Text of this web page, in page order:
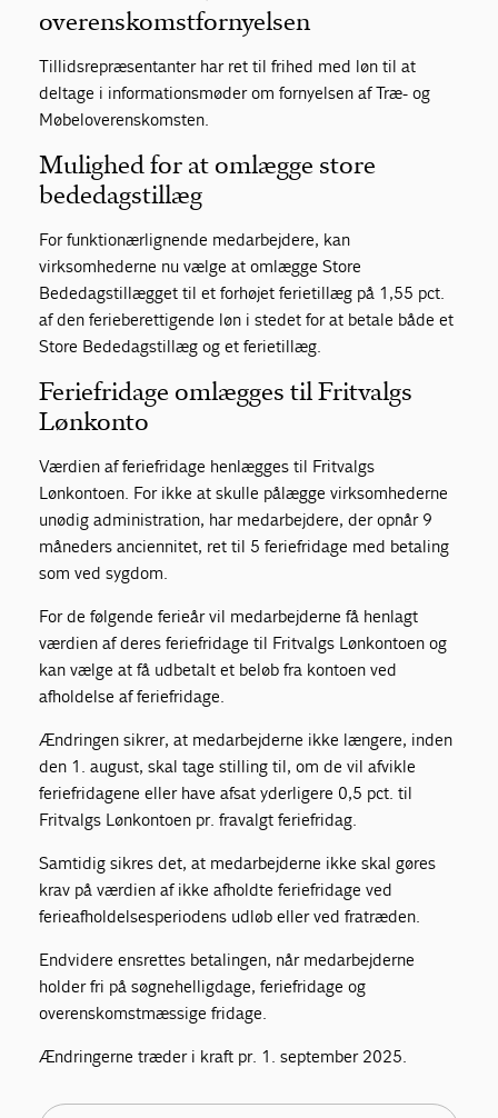
overenskomstfornyelsen
Tillidsrepræsentanter har ret til frihed med løn til at
deltage i informationsmøder om fornyelsen af Træ- og
Møbeloverenskomsten.
Mulighed for at omlægge store
bededagstillæg
For funktionærlignende medarbejdere, kan
virksomhederne nu vælge at omlægge Store
Bededagstillægget til et forhøjet ferietillæg på 1,55 pct.
af den ferieberettigende løn i stedet for at betale både et
Store Bededagstillæg og et ferietillæg.
Feriefridage omlægges til Fritvalgs
Lønkonto
Værdien af feriefridage henlægges til Fritvalgs
Lønkontoen. For ikke at skulle pålægge virksomhederne
unødig administration, har medarbejdere, der opnår 9
måneders anciennitet, ret til 5 feriefridage med betaling
som ved sygdom.
For de følgende ferieår vil medarbejderne få henlagt
værdien af deres feriefridage til Fritvalgs Lønkontoen og
kan vælge at få udbetalt et beløb fra kontoen ved
afholdelse af feriefridage.
Ændringen sikrer, at medarbejderne ikke længere, inden
den 1. august, skal tage stilling til, om de vil afvikle
feriefridagene eller have afsat yderligere 0,5 pct. til
Fritvalgs Lønkontoen pr. fravalgt feriefridag.
Samtidig sikres det, at medarbejderne ikke skal gøres
krav på værdien af ikke afholdte feriefridage ved
ferieafholdelsesperiodens udløb eller ved fratræden.
Endvidere ensrettes betalingen, når medarbejderne
holder fri på søgnehelligdage, feriefridage og
overenskomstmæssige fridage.
Ændringerne træder i kraft pr. 1. september 2025.